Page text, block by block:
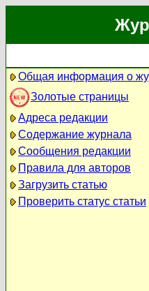
Общая информация о
Золотые страницы
Адреса редакции
Содержание журнала
Сообщения редакции
Правила для авторов
Загрузить статью
Проверить статус статьи